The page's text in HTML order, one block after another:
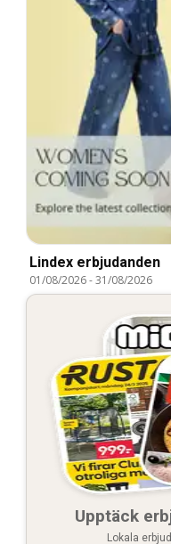
Lindex erbjudanden
01/08/2026-31/08/2026
Upptäck
Lokala